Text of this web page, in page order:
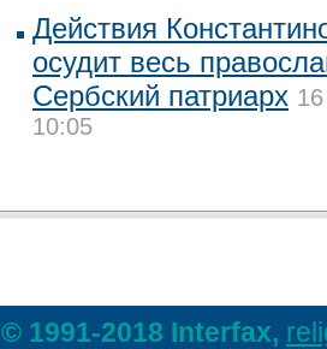
Действия
осудит весь
Сербский патриарх
10:05
© 1991-2018 Interfax,